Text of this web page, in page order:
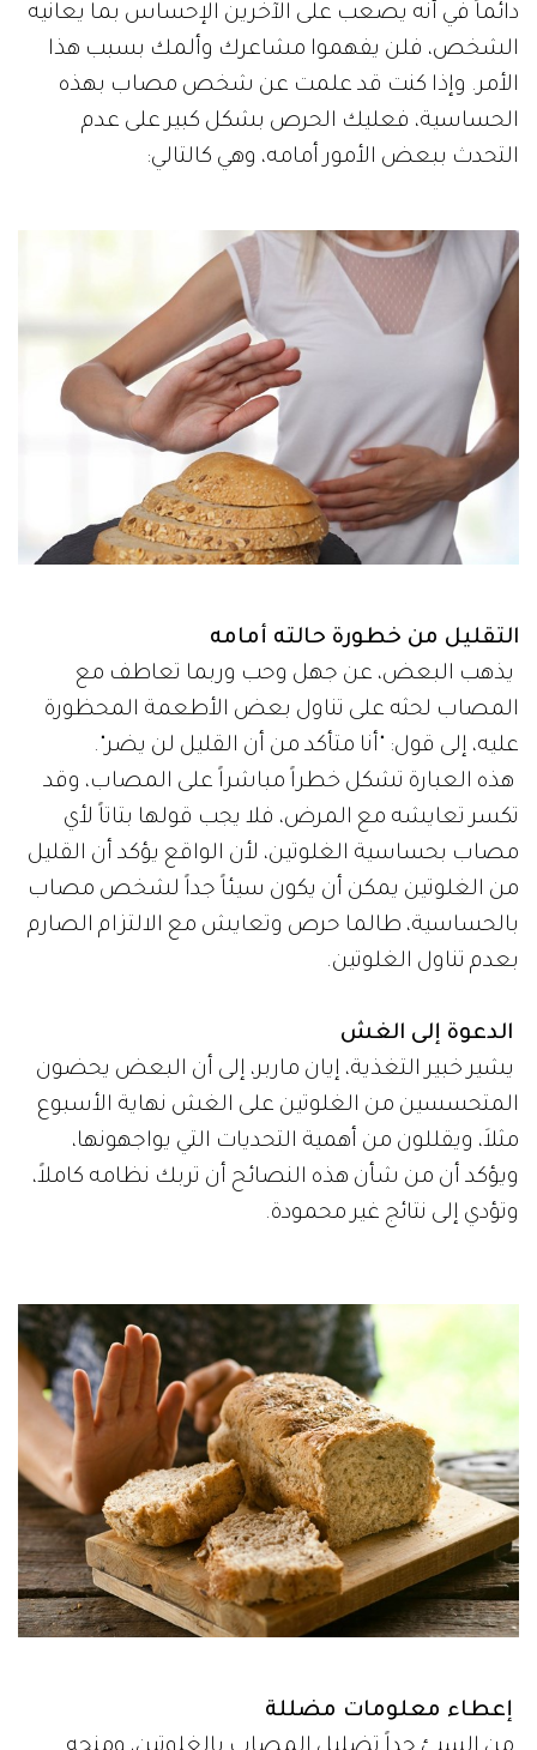
دائماً في أنه يصعب على الآخرين الإحساس بما يعانيه
الشخص، فلن يفهموا مشاعرك وألمك بسبب هذا
الأمر. وإذا كنت قد علمت عن شخص مصاب بهذه
الحساسية، فعليك الحرص بشكل كبير على عدم
التحدث ببعض الأمور أمامه، وهي كالتالي:
التقليل من خطورة حالته أمامه
يذهب البعض، عن جهل وحب وربما تعاطف مع
المصاب لحثه على تناول بعض الأطعمة المحظورة
عليه، إلى قول: "أنا متأكد من أن القليل لن يضر".
هذه العبارة تشكل خطراً مباشراً على المصاب، وقد
تكسر تعايشه مع المرض، فلا يجب قولها بتاتاً لأي
مصاب بحساسية الغلوتين، لأن الواقع يؤكد أن القليل
من الغلوتين يمكن أن يكون سيئاً جداً لشخص مصاب
بالحساسية، طالما حرص وتعايش مع الالتزام الصارم
بعدم تناول الغلوتين.
الدعوة إلى الغش
يشير خبير التغذية، إيان ماربر، إلى أن البعض يحضون
المتحسسين من الغلوتين على الغش نهاية الأسبوع
مثلاَ، ويقللون من أهمية التحديات التي يواجهونها،
ويؤكد أن من شأن هذه النصائح أن تربك نظامه كاملاً،
وتؤدي إلى نتائج غير محمودة.
إعطاء معلومات مضللة